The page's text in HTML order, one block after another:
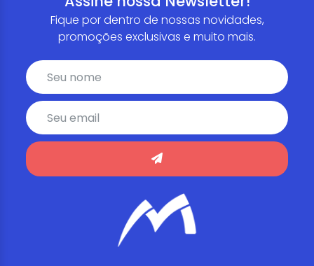
Fique por dentro de nossas novidades,
promoções exclusivas e muito mais.